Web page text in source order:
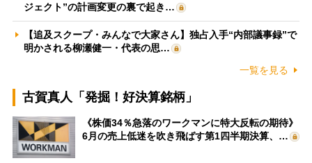
ジェクト”の計画変更の裏で起き…
【追及スクープ・みんなで大家さん】独占入手“内部議事録”で
明かされる柳瀬健一・代表の思…
一覧を見る
古賀真人「発掘！好決算銘柄」
《株価34％急落のワークマンに特大反転の期待》
6月の売上低迷を吹き飛ばす第1四半期決算、…